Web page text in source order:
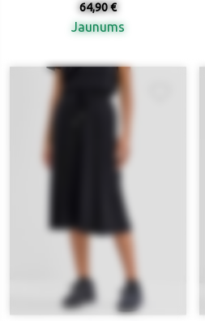
64,90 €
Jaunums